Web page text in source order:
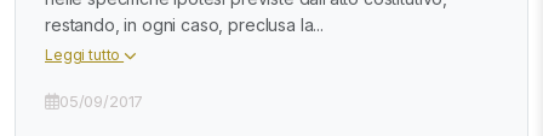
restando, in ogni caso, preclusa la...
Leggi tutto
05/09/2017